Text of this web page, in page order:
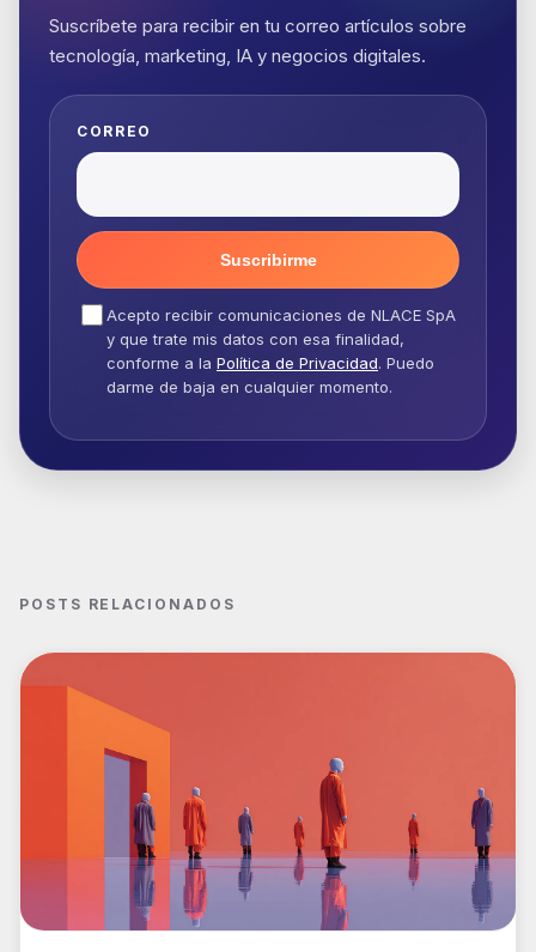
Suscríbete para recibir en tu correo artículos sobre
tecnología, marketing, IA y negocios digitales.
CORREO
Suscribirme
Acepto recibir comunicaciones de NLACE SpA
y que trate mis datos con esa finalidad,
conforme a la Política de Privacidad. Puedo
darme de baja en cualquier momento.
POSTS RELACIONADOS